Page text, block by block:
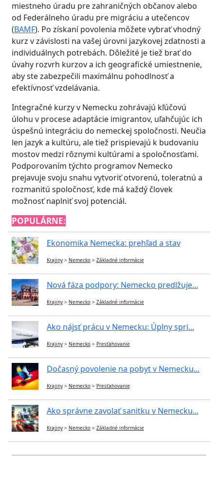
miestneho úradu pre zahraničných občanov alebo
od Federálneho úradu pre migráciu a utečencov
(BAMF). Po získaní povolenia môžete vybrať vhodný
kurz v závislosti na vašej úrovni jazykovej zdatnosti a
individuálnych potrebách. Dôležité je tiež brať do
úvahy rozvrh kurzov a ich geografické umiestnenie,
aby ste zabezpečili maximálnu pohodlnosť a
efektívnosť vzdelávania.
Integračné kurzy v Nemecku zohrávajú kľúčovú
úlohu v procese adaptácie imigrantov, uľahčujúc ich
úspešnú integráciu do nemeckej spoločnosti. Neučia
len jazyk a kultúru, ale tiež prispievajú k budovaniu
mostov medzi rôznymi kultúrami a spoločnosťami.
Podporovaním týchto programov Nemecko
prejavuje svoju snahu vytvoriť otvorenú, toleratnú a
rozmanitú spoločnosť, kde má každý človek
možnosť naplniť svoj potenciál.
POPULÁRNE:
Ekonomika Nemecka: prehľad a stav
Krajiny > Nemecko > Základné informácie
Nová fáza podpory: Nemecko predlžuje...
Krajiny > Nemecko > Základné informácie
Ako nájsť prácu v Nemecku: Úplny spri...
Krajiny > Nemecko > Presťahovanie
Dočasný povolenie na pobyt v Nemecku...
Krajiny > Nemecko > Presťahovanie
Ako správne zavolať sanitku v Nemecku...
Krajiny > Nemecko > Základné informácie